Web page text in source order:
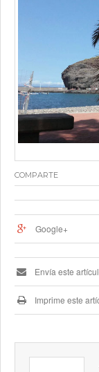
COMPARTE
Google+
Envía este
Imprime este